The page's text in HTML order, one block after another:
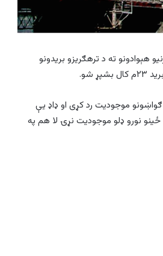
ته د ترهګريزو بریدونو
موجودیت رد کړی او ډاډ يې
نورو ډلو موجودیت نړۍ لا هم په